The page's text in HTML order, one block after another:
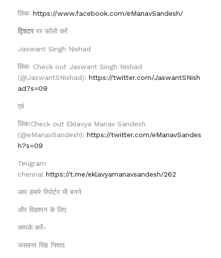
लिंकः https://www.facebook.com/eManavSandesh/
ट्विटरपर फॉलो करें
Jaswant Singh Nishad
लिंकः Check out Jaswant Singh Nishad
(@JaswantSNishad): https://twitter.com/JaswantSNish
ad?s=09
एवं
लिंकःCheck out Eklavya Manav Sandesh
(@eManavSandesh): https://twitter.com/eManavSandes
h?s=09
Teligram
chennal https://t.me/eklavyamanavsandesh/262
आप हमारे रिपोर्टर भी बनने
और विज्ञापन के लिए
सम्पर्क करें-
जसवन्त सिंह निषाद